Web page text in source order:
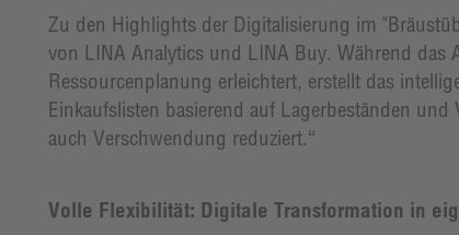
Zu den Highlights der Digitalisierung im
von LINA Analytics und LINA Buy. Während das
Ressourcenplanung erleichtert, erstellt das
Einkaufslisten basierend auf Lagerbeständen
auch Verschwendung reduziert.“
Volle Flexibilität: Digitale Transformation in